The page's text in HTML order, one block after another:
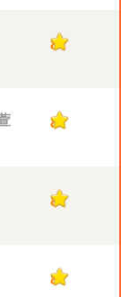
8
8
8
8